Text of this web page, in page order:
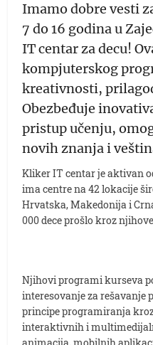
Imamo dobre vesti
7 do 16 godina u
IT centar za decu!
kompjuterskog
kreativnosti,
Obezbeđuje
pristup učenju,
novih znanja i
Kliker IT centar je aktivan
ima centre na 42 lokacije
Hrvatska, Makedonija i
000 dece prošlo kroz
Njihovi programi kurseva
interesovanje za rešavanje
principe programiranja
interaktivnih i